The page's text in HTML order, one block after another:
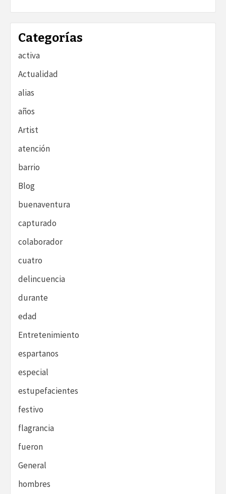
Categorías
activa
Actualidad
alias
años
Artist
atención
barrio
Blog
buenaventura
capturado
colaborador
cuatro
delincuencia
durante
edad
Entretenimiento
espartanos
especial
estupefacientes
festivo
flagrancia
fueron
General
hombres